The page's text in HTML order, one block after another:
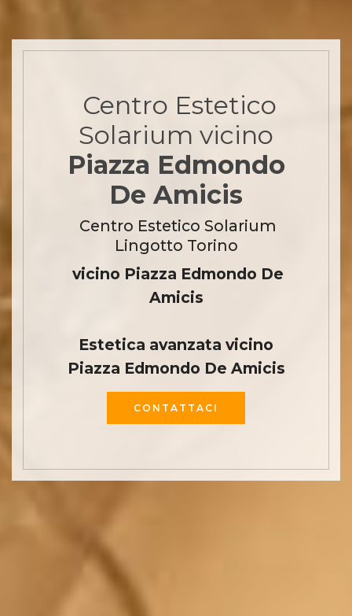
Centro Estetico
Solarium vicino
Piazza Edmondo
De Amicis
Centro Estetico Solarium
Lingotto Torino
vicino Piazza Edmondo De
Amicis
Estetica avanzata vicino
Piazza Edmondo De Amicis
CONTATTACI